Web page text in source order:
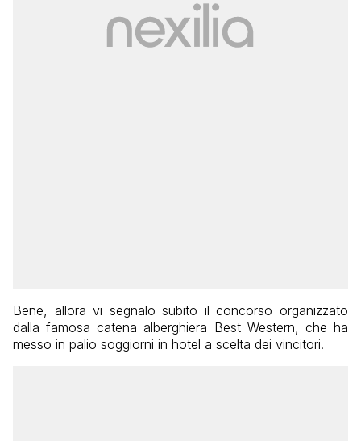
Bene, allora vi segnalo subito il concorso organizzato
dalla famosa catena alberghiera Best Western, che ha
messo in palio soggiorni in hotel a scelta dei vincitori.